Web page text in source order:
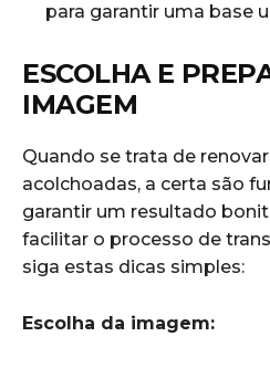
para garantir‍ uma base
ESCOLHA⁢ E
IMAGEM
Quando ‍se ⁤trata‌ de
acolchoadas, ⁢a certa são
garantir⁣ um resultado
facilitar o processo de
siga estas dicas ⁤simples:
Escolha da‌ imagem: